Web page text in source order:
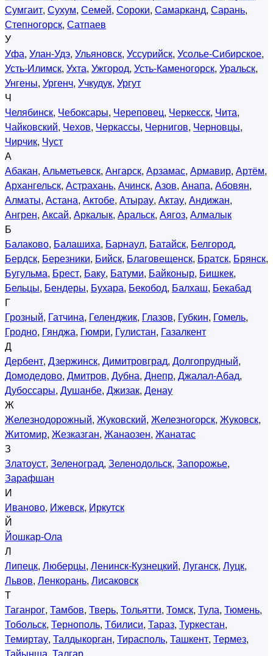
Сумгаит, Сухум, Семей, Сороки, Самарканд, Сарань,
Степногорск, Сатпаев
У
Уфа, Улан-Удэ, Ульяновск, Уссурийск, Усолье-Сибирское,
Усть-Илимск, Ухта, Ужгород, Усть-Каменогорск, Уральск,
Унгены, Ургенч, Учкудук, Ургут
Ч
Челябинск, Чебоксары, Череповец, Черкесск, Чита,
Чайковский, Чехов, Черкассы, Чернигов, Черновцы,
Чирчик, Чуст
А
Абакан, Альметьевск, Ангарск, Арзамас, Армавир, Артём,
Архангельск, Астрахань, Ачинск, Азов, Анапа, Абовян,
Алматы, Астана, Актобе, Атырау, Актау, Андижан,
Ангрен, Аксай, Аркалык, Аральск, Аягоз, Алмалык
Б
Балаково, Балашиха, Барнаул, Батайск, Белгород,
Бердск, Березники, Бийск, Благовещенск, Братск, Брянск,
Бугульма, Брест, Баку, Батуми, Байконыр, Бишкек,
Бельцы, Бендеры, Бухара, Бекобод, Балхаш, Бекабад
Г
Грозный, Гатчина, Геленджик, Глазов, Губкин, Гомель,
Гродно, Гянджа, Гюмри, Гулистан, Газалкент
Д
Дербент, Дзержинск, Димитровград, Долгопрудный,
Домодедово, Дмитров, Дубна, Днепр, Джалал-Абад,
Дубоссары, Душанбе, Джизак, Денау
Ж
Железнодорожный, Жуковский, Железногорск, Жуковск,
Житомир, Жезказган, Жанаозен, Жанатас
З
Златоуст, Зеленоград, Зеленодольск, Запорожье,
Зарафшан
И
Иваново, Ижевск, Иркутск
Й
Йошкар-Ола
Л
Липецк, Люберцы, Ленинск-Кузнецкий, Луганск, Луцк,
Львов, Ленкорань, Лисаковск
Т
Таганрог, Тамбов, Тверь, Тольятти, Томск, Тула, Тюмень,
Тобольск, Тернополь, Тбилиси, Тараз, Туркестан,
Темиртау, Талдыкорган, Тирасполь, Ташкент, Термез,